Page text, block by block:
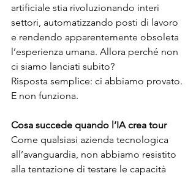
artificiale stia rivoluzionando interi
settori, automatizzando posti di lavoro
e rendendo apparentemente obsoleta
l’esperienza umana. Allora perché non
ci siamo lanciati subito?
Risposta semplice: ci abbiamo provato.
E non funziona.
Cosa succede quando l’IA crea tour
Come qualsiasi azienda tecnologica
all’avanguardia, non abbiamo resistito
alla tentazione di testare le capacità